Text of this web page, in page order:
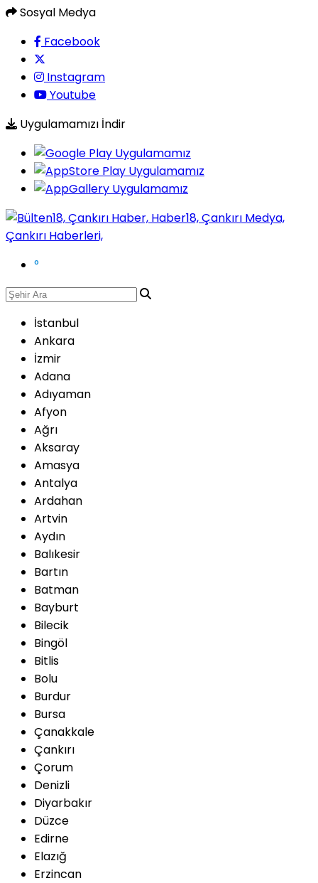
Sosyal Medya
Facebook
Instagram
Youtube
Uygulamamızı İndir
°
İstanbul
Ankara
İzmir
Adana
Adıyaman
Afyon
Ağrı
Aksaray
Amasya
Antalya
Ardahan
Artvin
Aydın
Balıkesir
Bartın
Batman
Bayburt
Bilecik
Bingöl
Bitlis
Bolu
Burdur
Bursa
Çanakkale
Çankırı
Çorum
Denizli
Diyarbakır
Düzce
Edirne
Elazığ
Erzincan